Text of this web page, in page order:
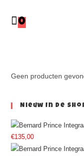
0
Geen producten
Nieuw In De
€135,00